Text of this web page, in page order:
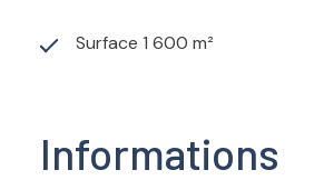
Surface 1 600 m²
Informations